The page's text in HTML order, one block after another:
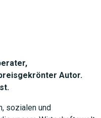
Autor.
sozialen und